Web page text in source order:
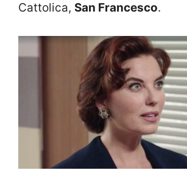
Cattolica, San Francesco.